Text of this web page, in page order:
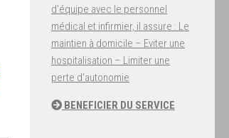
d’équipe avec le personnel
médical et infirmier, il assure : Le
maintien à domicile – Eviter une
hospitalisation – Limiter une
perte d’autonomie
BENEFICIER DU SERVICE